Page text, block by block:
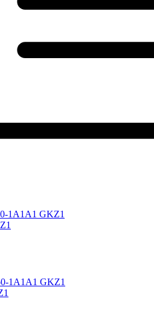
1А1А1 GKZ1
1A1A1 GKZ1